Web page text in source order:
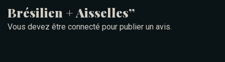
Brésilien + Aisselles”
Vous devez être connecté pour publier un avis.